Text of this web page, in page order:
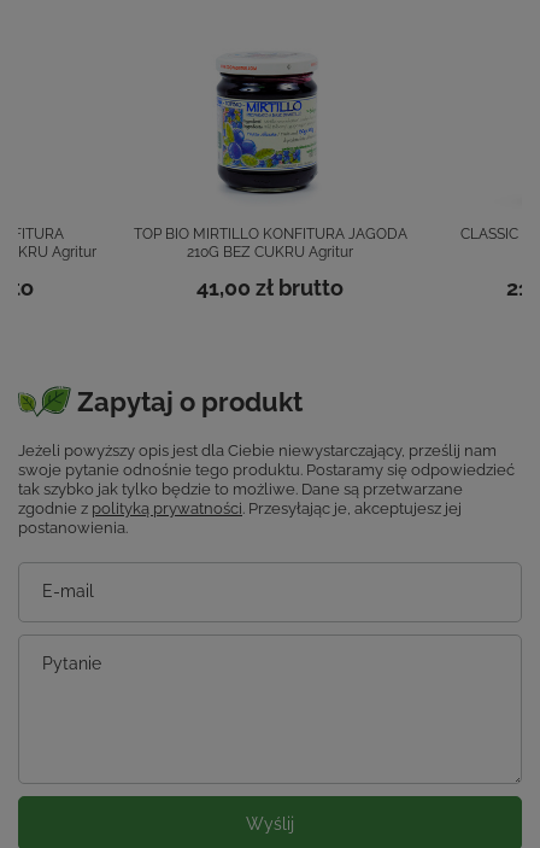
Agritur
TOP BIO MIRTILLO KONFITURA JAGODA
210G BEZ CUKRU Agritur
41,00 zł brutto
CLASSIC
Zapytaj o produkt
Jeżeli powyższy opis jest dla Ciebie niewystarczający, prześlij nam
swoje pytanie odnośnie tego produktu. Postaramy się odpowiedzieć
tak szybko jak tylko będzie to możliwe. Dane są przetwarzane
zgodnie z polityką prywatności. Przesyłając je, akceptujesz jej
postanowienia.
E-mail
Pytanie
Wyślij